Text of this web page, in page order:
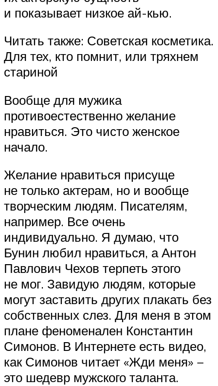
и показывает низкое ай-кью.
Читать также: Советская косметика.
Для тех, кто помнит, или тряхнем
стариной
Вообще для мужика
противоестественно желание
нравиться. Это чисто женское
начало.
Желание нравиться присуще
не только актерам, но и вообще
творческим людям. Писателям,
например. Все очень
индивидуально. Я думаю, что
Бунин любил нравиться, а Антон
Павлович Чехов терпеть этого
не мог. Завидую людям, которые
могут заставить других плакать без
собственных слез. Для меня в этом
плане феноменален Константин
Симонов. В Интернете есть видео,
как Симонов читает «Жди меня» −
это шедевр мужского таланта.